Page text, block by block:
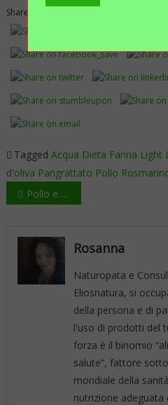
Share this...
Tagged Acqua Dieta Farina Light
d'oliva Pangrattato Pollo
Navigazione
Pollo e mardorle: insalata gustosa con poche calorie
Rosanna
Naturopata e
Eliosnatura, si
della persona e di
l'uso di prodotti del
forza è il binomio
salute”, fattore
mondiale della
nutrizione